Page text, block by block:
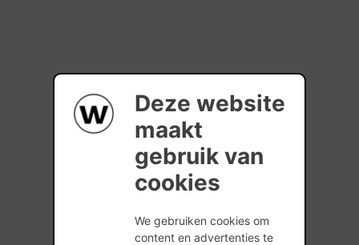
Deze website
maakt
gebruik van
cookies
We gebruiken cookies om
content en advertenties te